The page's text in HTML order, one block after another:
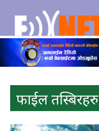
फाईल तस्बिरहरु